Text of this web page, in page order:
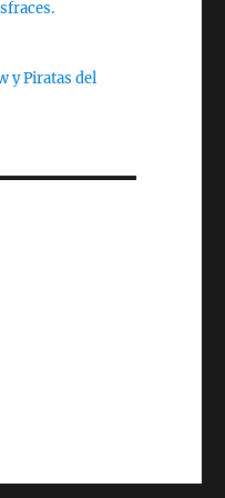
y Piratas del